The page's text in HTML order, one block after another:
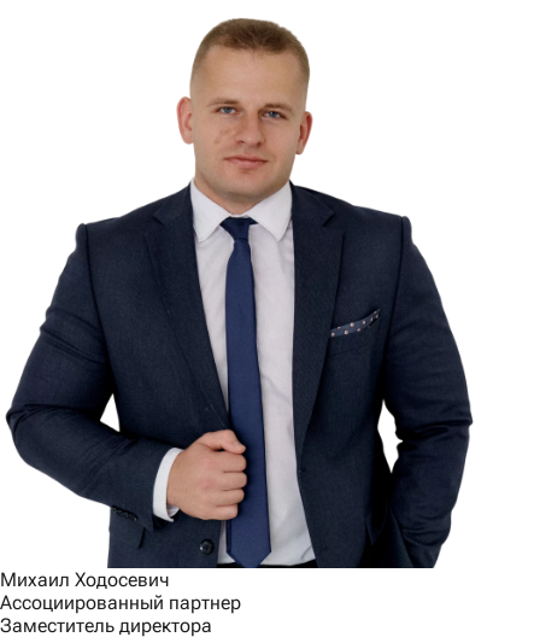
Михаил Ходосевич
Ассоциированный партнер
Заместитель директора